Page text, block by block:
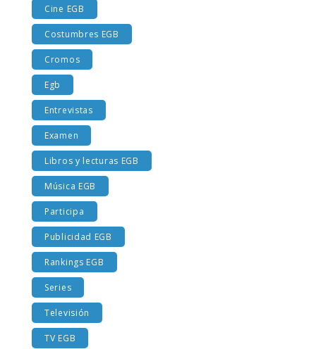
Cine EGB
Costumbres EGB
Cromos
Egb
Entrevistas
Examen
Libros y lecturas EGB
Música EGB
Participa
Publicidad EGB
Rankings EGB
Series
Televisión
TV EGB